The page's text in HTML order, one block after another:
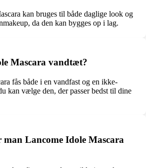
kan bruges til både daglige look og
da den kan bygges op i lag.
Mascara vandtæt?
fås både i en vandfast og en ikke-
kan vælge den, der passer bedst til dine
Lancome Idole Mascara